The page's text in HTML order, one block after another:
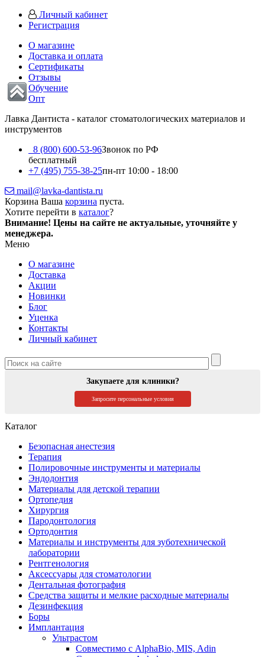
Личный кабинет
Регистрация
О магазине
Доставка и оплата
Сертификаты
Отзывы
Обучение
Опт
Лавка Дантиста - каталог стоматологических материалов и
инструментов
8 (800) 600-53-96Звонок по РФ
бесплатный
+7 (495) 755-38-25пн-пт 10:00 - 18:00
mail@lavka-dantista.ru
Корзина Ваша корзина пуста.
Хотите перейти в каталог?
Внимание! Цены на сайте не актуальные, уточняйте у
менеджера.
Меню
О магазине
Доставка
Акции
Новинки
Блог
Уценка
Контакты
Личный кабинет
Закупаете для клиники?
Запросите персональные условия
Каталог
Безопасная анестезия
Терапия
Полировочные инструменты и материалы
Эндодонтия
Материалы для детской терапии
Ортопедия
Хирургия
Пародонтология
Ортодонтия
Материалы и инструменты для зуботехнической
лаборатории
Рентгенология
Аксессуары для стоматологии
Дентальная фотография
Средства защиты и мелкие расходные материалы
Дезинфекция
Боры
Имплантация
Ультрастом
Совместимо с AlphaBio, MIS, Adin